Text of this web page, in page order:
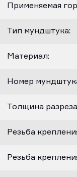
Применяемая
Тип мундштука:
Материал:
Номер
Толщина
Резьба
Резьба